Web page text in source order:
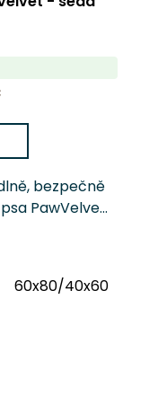
bezpečně
PawVelvet
60x80/40x60